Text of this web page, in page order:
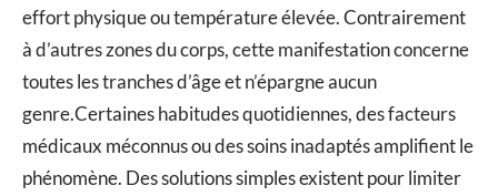
effort physique ou température élevée. Contrairement
à d’autres zones du corps, cette manifestation concerne
toutes les tranches d’âge et n’épargne aucun
genre.Certaines habitudes quotidiennes, des facteurs
médicaux méconnus ou des soins inadaptés amplifient le
phénomène. Des solutions simples existent pour limiter